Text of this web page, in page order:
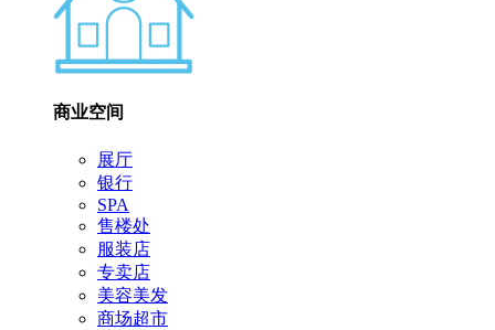
商业空间
展厅
银行
SPA
售楼处
服装店
专卖店
美容美发
商场超市